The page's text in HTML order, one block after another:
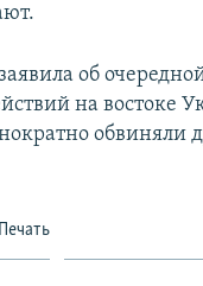
об
на востоке
обвиняли
Печать